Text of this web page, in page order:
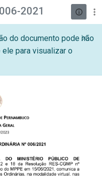
2021
do documento pode não
para visualizar o